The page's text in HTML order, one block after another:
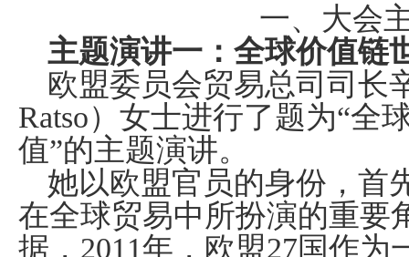
一、大会
主题演讲一：全球价值链
欧盟委员会贸易总司司长
Ratso）女士进行了题为“全
值”的主题演讲。
她以欧盟官员的身份，首
在全球贸易中所扮演的重要
据， 2011年，欧盟27国作为